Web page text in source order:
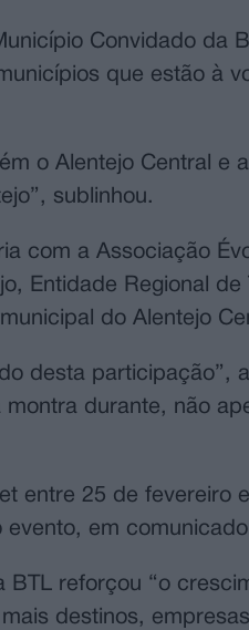
Convidado da
que estão à
o Alentejo Central e
sublinhou.
com a Associação
Entidade Regional
do Alentejo
desta participação”,
durante, não
entre 25 de
evento, em
reforçou “o
destinos,